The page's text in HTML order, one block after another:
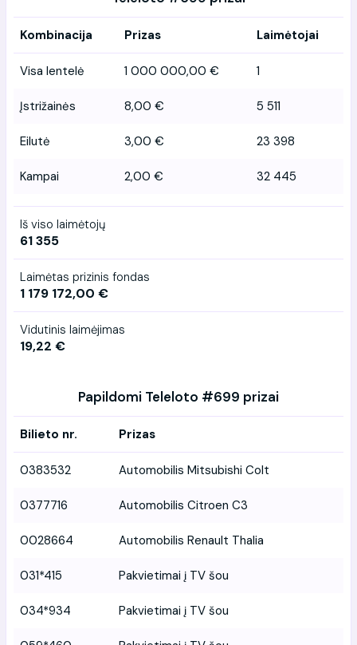
Kombinacija Prizas Laimėtojai
Visa lentelė 1 000 000,00 € 1
Įstrižainės 8,00 € 5 511
Eilutė 3,00 € 23 398
Kampai 2,00 € 32 445
Iš viso laimėtojų
61 355
Laimėtas prizinis fondas
1 179 172,00 €
Vidutinis laimėjimas
19,22 €
Papildomi Teleloto #699 prizai
Bilieto nr. Prizas
0383532 Automobilis Mitsubishi Colt
0377716 Automobilis Citroen C3
0028664 Automobilis Renault Thalia
031*415 Pakvietimai į TV šou
034*934 Pakvietimai į TV šou